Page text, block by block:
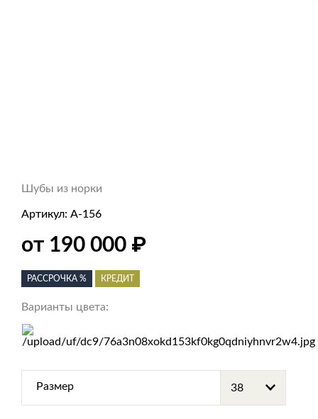
Шубы из норки
Артикул: А-156
от 190 000 ₽
РАССРОЧКА % КРЕДИТ
Варианты цвета:
Размер